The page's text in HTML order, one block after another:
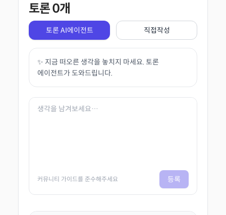
토론0개
토론 AI에이전트 직접작성
✨ 지금 떠오른 생각을 놓치지 마세요. 토론
에이전트가 도와드립니다.
커뮤니티 가이드를 준수해주세요 등록